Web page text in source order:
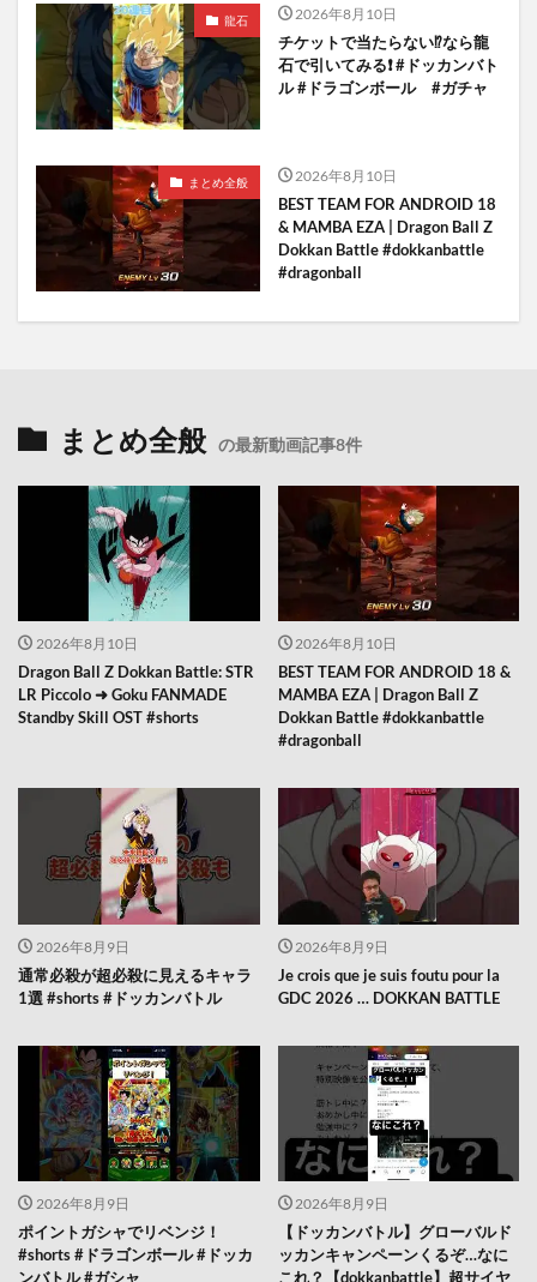
龍石 2026年8月10日
チケットで当たらない⁉️なら龍
石で引いてみる❗️ #ドッカンバト
ル #ドラゴンボール #ガチャ
まとめ全般 2026年8月10日
BEST TEAM FOR ANDROID 18
& MAMBA EZA | Dragon Ball Z
Dokkan Battle #dokkanbattle
#dragonball
まとめ全般 の最新動画記事8件
2026年8月10日
Dragon Ball Z Dokkan Battle: STR
LR Piccolo ➜ Goku FANMADE
Standby Skill OST #shorts
2026年8月10日
BEST TEAM FOR ANDROID 18 &
MAMBA EZA | Dragon Ball Z
Dokkan Battle #dokkanbattle
#dragonball
2026年8月9日
通常必殺が超必殺に見えるキャラ
1選 #shorts #ドッカンバトル
2026年8月9日
Je crois que je suis foutu pour la
GDC 2026 … DOKKAN BATTLE
2026年8月9日
ポイントガシャでリベンジ！
#shorts #ドラゴンボール #ドッカ
ンバトル #ガシャ
2026年8月9日
【ドッカンバトル】グローバルド
ッカンキャンペーンくるぞ…なに
これ？【dokkanbattle】超サイヤ